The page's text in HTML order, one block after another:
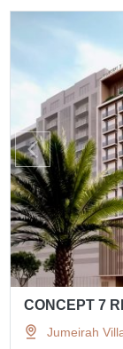
CONCEPT 7
Jumeirah